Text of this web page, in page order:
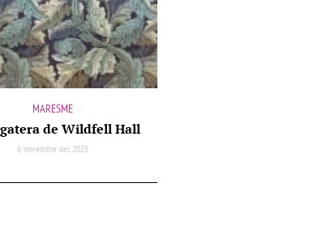
MARESME
de Wildfell Hall
6 novembre del 2025